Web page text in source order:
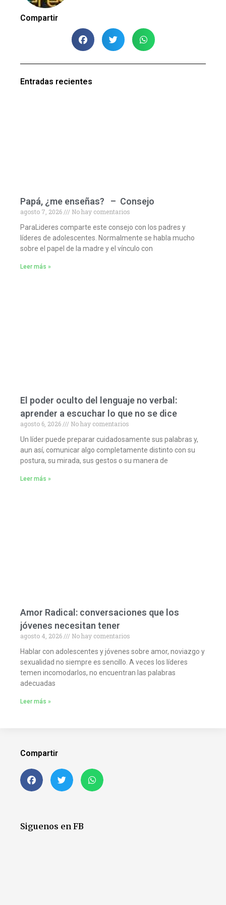
Compartir
Entradas recientes
Papá, ¿me enseñas? – Consejo
agosto 7, 2026
No hay comentarios
ParaLideres comparte este consejo con los padres y
líderes de adolescentes. Normalmente se habla mucho
sobre el papel de la madre y el vínculo con
Leer más »
El poder oculto del lenguaje no verbal:
aprender a escuchar lo que no se dice
agosto 6, 2026
No hay comentarios
Un líder puede preparar cuidadosamente sus palabras y,
aun así, comunicar algo completamente distinto con su
postura, su mirada, sus gestos o su manera de
Leer más »
Amor Radical: conversaciones que los
jóvenes necesitan tener
agosto 4, 2026
No hay comentarios
Hablar con adolescentes y jóvenes sobre amor, noviazgo y
sexualidad no siempre es sencillo. A veces los líderes
temen incomodarlos, no encuentran las palabras
adecuadas
Leer más »
Compartir
Siguenos en FB